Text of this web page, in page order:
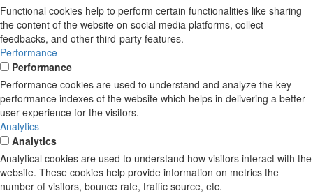
Functional cookies help to perform certain functionalities like sharing
the content of the website on social media platforms, collect
feedbacks, and other third-party features.
Performance
Performance
Performance cookies are used to understand and analyze the key
performance indexes of the website which helps in delivering a better
user experience for the visitors.
Analytics
Analytics
Analytical cookies are used to understand how visitors interact with the
website. These cookies help provide information on metrics the
number of visitors, bounce rate, traffic source, etc.